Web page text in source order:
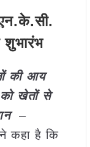
शुभारंभ
की आय
को खेतों से
–
ने कहा है कि